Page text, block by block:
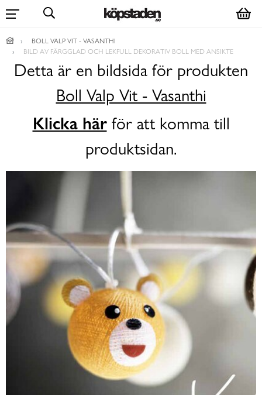
BOLL VALP VIT - VASANTHI
BILD AV FÄRGGLAD OCH LEKFULL DEKORATIV BOLL MED ANSIKTE
Detta är en bildsida för produkten
Boll Valp Vit - Vasanthi
Klicka härför att komma till
produktsidan.